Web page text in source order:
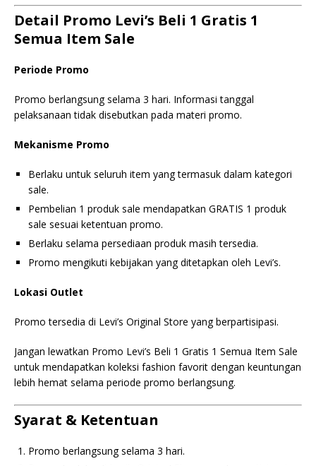
Detail Promo Levi’s Beli 1 Gratis 1
Semua Item Sale
Periode Promo
Promo berlangsung selama 3 hari. Informasi tanggal
pelaksanaan tidak disebutkan pada materi promo.
Mekanisme Promo
Berlaku untuk seluruh item yang termasuk dalam kategori
sale.
Pembelian 1 produk sale mendapatkan GRATIS 1 produk
sale sesuai ketentuan promo.
Berlaku selama persediaan produk masih tersedia.
Promo mengikuti kebijakan yang ditetapkan oleh Levi’s.
Lokasi Outlet
Promo tersedia di Levi’s Original Store yang berpartisipasi.
Jangan lewatkan Promo Levi’s Beli 1 Gratis 1 Semua Item Sale
untuk mendapatkan koleksi fashion favorit dengan keuntungan
lebih hemat selama periode promo berlangsung.
Syarat & Ketentuan
Promo berlangsung selama 3 hari.